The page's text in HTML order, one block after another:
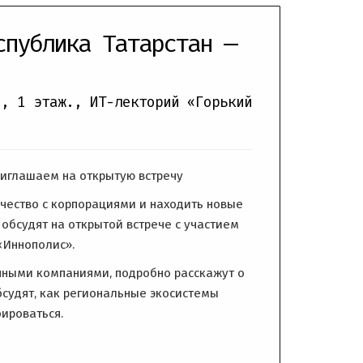
Татарстан —
1 этаж., ИТ-лекторий «Горький
на открытую встречу
с корпорациями и находить новые
на открытой встрече с участием
компаниями, подробно расскажут о
как региональные экосистемы